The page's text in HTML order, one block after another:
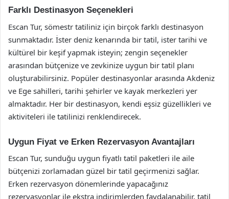
Farklı Destinasyon Seçenekleri
Escan Tur, sömestr tatiliniz için birçok farklı destinasyon
sunmaktadır. İster deniz kenarında bir tatil, ister tarihi ve
kültürel bir keşif yapmak isteyin; zengin seçenekler
arasından bütçenize ve zevkinize uygun bir tatil planı
oluşturabilirsiniz. Popüler destinasyonlar arasında Akdeniz
ve Ege sahilleri, tarihi şehirler ve kayak merkezleri yer
almaktadır. Her bir destinasyon, kendi eşsiz güzellikleri ve
aktiviteleri ile tatilinizi renklendirecek.
Uygun Fiyat ve Erken Rezervasyon Avantajları
Escan Tur, sunduğu uygun fiyatlı tatil paketleri ile aile
bütçenizi zorlamadan güzel bir tatil geçirmenizi sağlar.
Erken rezervasyon dönemlerinde yapacağınız
rezervasyonlar ile ekstra indirimlerden faydalanabilir, tatil